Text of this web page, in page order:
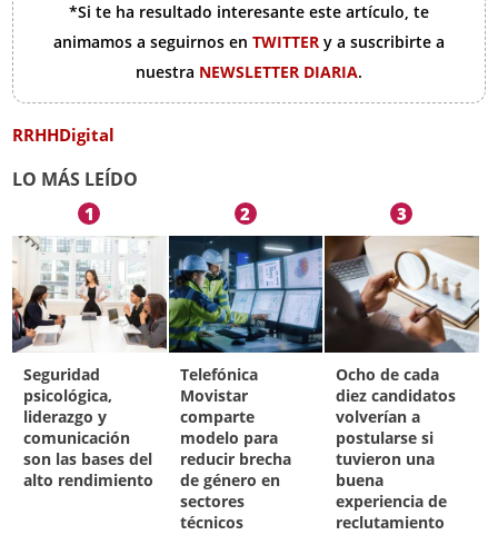
*Si te ha resultado interesante este artículo, te
animamos a seguirnos en TWITTER y a suscribirte a
nuestra NEWSLETTER DIARIA.
RRHHDigital
LO MÁS LEÍDO
1
Seguridad
psicológica,
liderazgo y
comunicación
son las bases del
alto rendimiento
2
Telefónica
Movistar
comparte
modelo para
reducir brecha
de género en
sectores
técnicos
3
Ocho de cada
diez candidatos
volverían a
postularse si
tuvieron una
buena
experiencia de
reclutamiento